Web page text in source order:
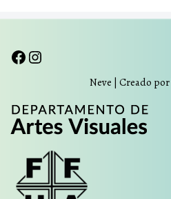
Neve | Creado por